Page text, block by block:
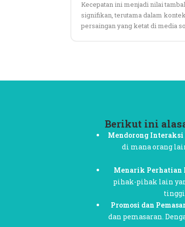
Kecepatan ini menjadi nilai
signifikan, terutama dalam
persaingan yang ketat di media
Berikut ini
Mendorong
di mana orang
Menarik Perhatian
pihak-pihak lain
tinggi
Promosi dan
dan pemasaran.